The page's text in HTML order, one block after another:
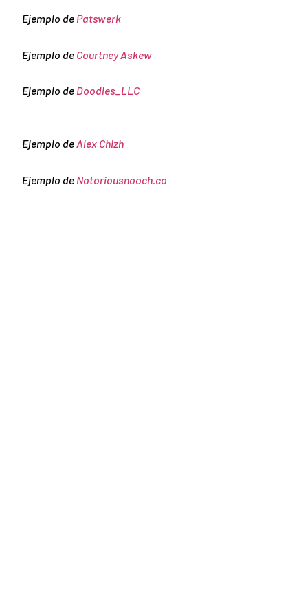
Ejemplo de Patswerk
Ejemplo de Courtney Askew
Ejemplo de Doodles_LLC
Ejemplo deAlex Chizh
Ejemplo de Notoriousnooch.co